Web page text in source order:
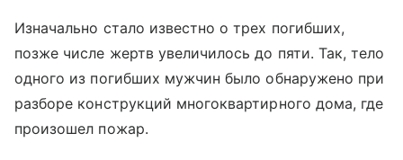
Изначально стало известно о трех погибших,
позже числе жертв увеличилось до пяти. Так, тело
одного из погибших мужчин было обнаружено при
разборе конструкций многоквартирного дома, где
произошел пожар.